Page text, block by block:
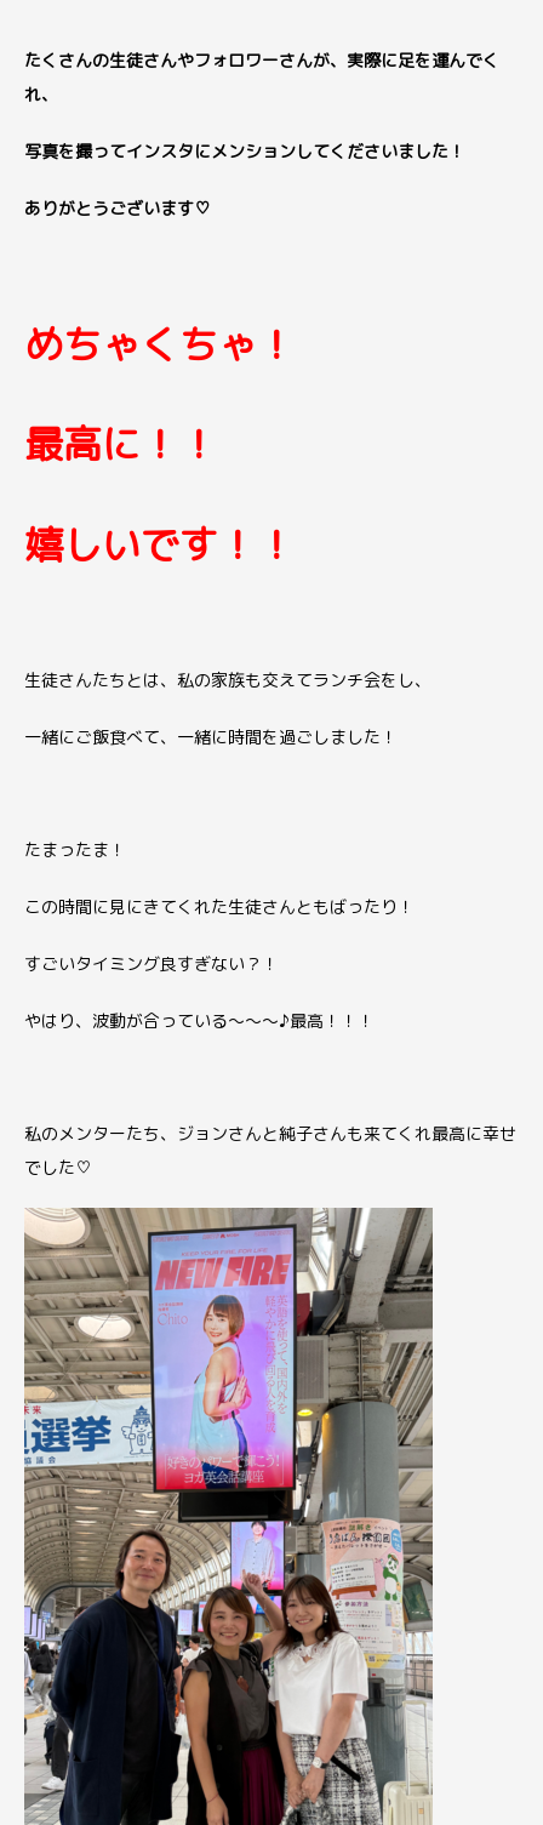
たくさんの生徒さんやフォロワーさんが、実際に足を運んでく
れ、
写真を撮ってインスタにメンションしてくださいました！
ありがとうございます♡
めちゃくちゃ！
最高に！！
嬉しいです！！
生徒さんたちとは、 私の家族も交えてランチ会をし、
一緒にご飯食べて、 一緒に時間を過ごしました！
たまったま！
この時間に見にきてくれた生徒さんともばったり！
すごいタイミング良すぎない？！
やはり、 波動が合っている〜〜〜♪最高！！！
私のメンターたち、 ジョンさんと純子さんも来てくれ最高に幸せ
でした♡